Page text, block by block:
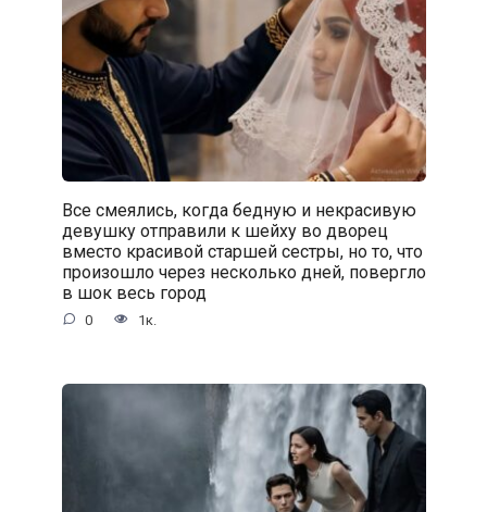
Все смеялись, когда бедную и некрасивую
девушку отправили к шейху во дворец
вместо красивой старшей сестры, но то, что
произошло через несколько дней, повергло
в шок весь город
0 1к.